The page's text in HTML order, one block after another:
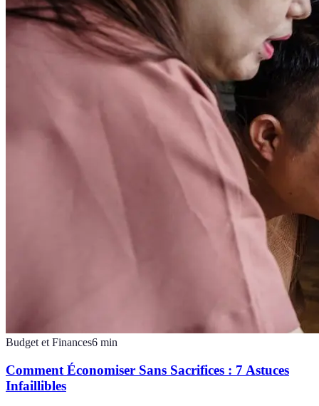
Budget et Finances6 min
Comment Économiser Sans Sacrifices : 7 Astuces
Infaillibles